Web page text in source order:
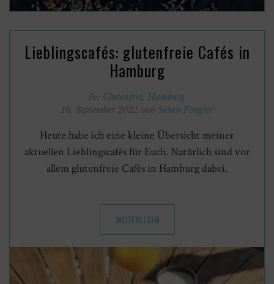
Lieblingscafés: glutenfreie Cafés in
Hamburg
In: Glutenfrei, Hamburg
16. September 2021 von Susan Fengler
Heute habe ich eine kleine Übersicht meiner
aktuellen Lieblingscafés für Euch. Natürlich sind vor
allem glutenfreie Cafés in Hamburg dabei.
WEITERLESEN